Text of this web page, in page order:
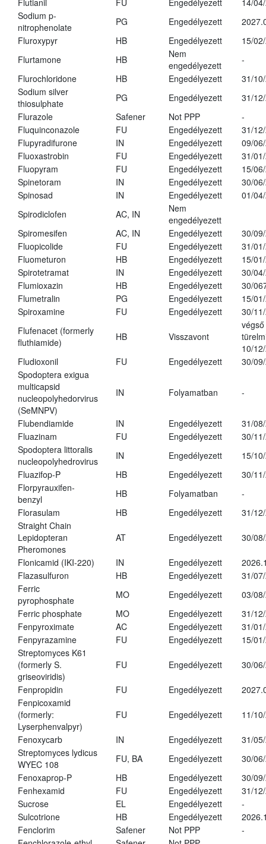
Flutianil
FU Engedélyezett
14/
Sodium p-
nitrophenolate
PG Engedélyezett
Fluroxypyr
HB Engedélyezett
15/
Flurtamone
HB
Nem
engedélyezett
-
Flurochloridone
HB Engedélyezett
31/
Sodium silver
thiosulphate
PG Engedélyezett
31/
Flurazole
Safener Not PPP
-
Fluquinconazole
FU Engedélyezett
31/
Flupyradifurone
IN Engedélyezett
09/
Fluoxastrobin
FU Engedélyezett
31/
Fluopyram
FU Engedélyezett
15/
Spinetoram
IN Engedélyezett
30/
Spinosad
IN Engedélyezett
01/
Spirodiclofen
AC, IN
Nem
engedélyezett
Spiromesifen
AC, IN Engedélyezett
30/
Fluopicolide
FU Engedélyezett
31/
Fluometuron
HB Engedélyezett
15/
Spirotetramat
IN Engedélyezett
30/
Flumioxazin
HB Engedélyezett
30/
Flumetralin
PG Engedélyezett
15/
Spiroxamine
FU Engedélyezett
30/
Flufenacet (formerly
fluthiamide)
HB Visszavont
végső
10/
Fludioxonil
FU Engedélyezett
30/
Spodoptera exigua
multicapsid
nucleopolyhedorvirus
(SeMNPV)
IN Folyamatban -
Flubendiamide IN Engedélyezett
31/
Fluazinam
FU Engedélyezett
30/
Spodoptera littoralis
nucleopolyhedrovirus
IN Engedélyezett
15/
Fluazifop-P
HB Engedélyezett
30/
Florpyrauxifen-
benzyl
HB Folyamatban
-
Florasulam
HB Engedélyezett
31/
Straight Chain
Lepidopteran
Pheromones
AT Engedélyezett 30/
Flonicamid (IKI-220) IN Engedélyezett
Flazasulfuron
HB Engedélyezett
31/
Ferric
pyrophosphate
MO Engedélyezett
03/
Ferric phosphate
MO Engedélyezett
31/
Fenpyroximate
AC Engedélyezett
31/
Fenpyrazamine
FU Engedélyezett
15/
Streptomyces K61
(formerly S.
griseoviridis)
FU Engedélyezett 30/
Fenpropidin FU Engedélyezett
Fenpicoxamid
(formerly:
Lyserphenvalpyr)
FU Engedélyezett 11/
Fenoxycarb IN Engedélyezett
31/
Streptomyces lydicus
WYEC 108
FU, BA Engedélyezett
30/
Fenoxaprop-P
HB Engedélyezett
30/
Fenhexamid
FU Engedélyezett
31/
Sucrose
EL Engedélyezett
-
Sulcotrione
HB Engedélyezett
Fenclorim
Safener Not PPP
-